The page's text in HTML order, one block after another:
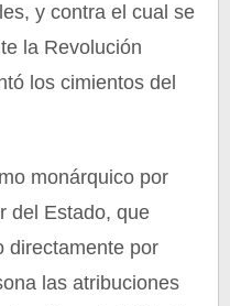
y contra el cual se
la Revolución
los cimientos del
monárquico por
del Estado, que
directamente por
las atribuciones